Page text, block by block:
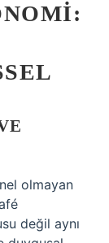
olmayan
değil aynı